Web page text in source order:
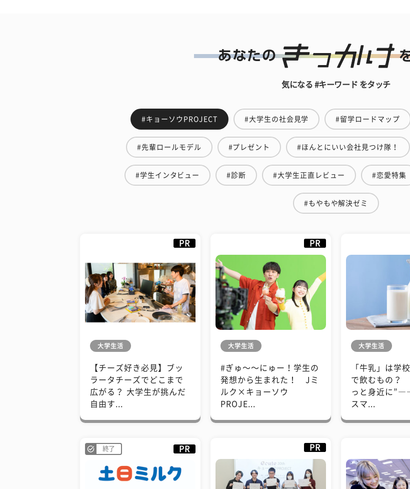
気になる #キーワード をタッチ
#キョーソウPROJECT #大学生の社会見学 #留学ロードマップ
#先輩ロールモデル #プレゼント #ほんとにいい会社見つけ隊！
#学生インタビュー #診断 #大学生正直レビュー #恋愛特集
#もやもや解決ゼミ
PR
大学生活
【チーズ好き必見】ブッ
ラータチーズでどこまで
広がる？ 大学生が挑んだ
自由す...
PR
大学生活
#ぎゅ〜〜にゅー！学生の
発想から生まれた！ Jミ
ルク×キョーソウ
PROJE...
大学生活
「牛乳」は学
で飲むもの？
っと身近に
スマ...
終了 PR PR